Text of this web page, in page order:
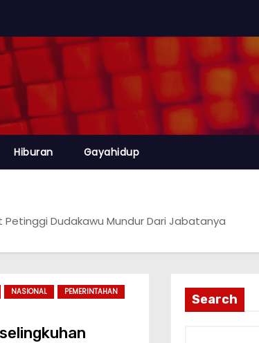
Hiburan Gayahidup
Dudakawu Mundur Dari Jabatanya
NASIONAL
PEMERINTAHAN
Search